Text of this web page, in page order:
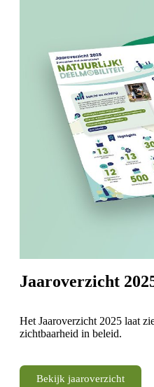
Jaaroverzicht
Het Jaaroverzicht 2025 laat
zichtbaarheid in beleid.
Bekijk jaaroverzicht